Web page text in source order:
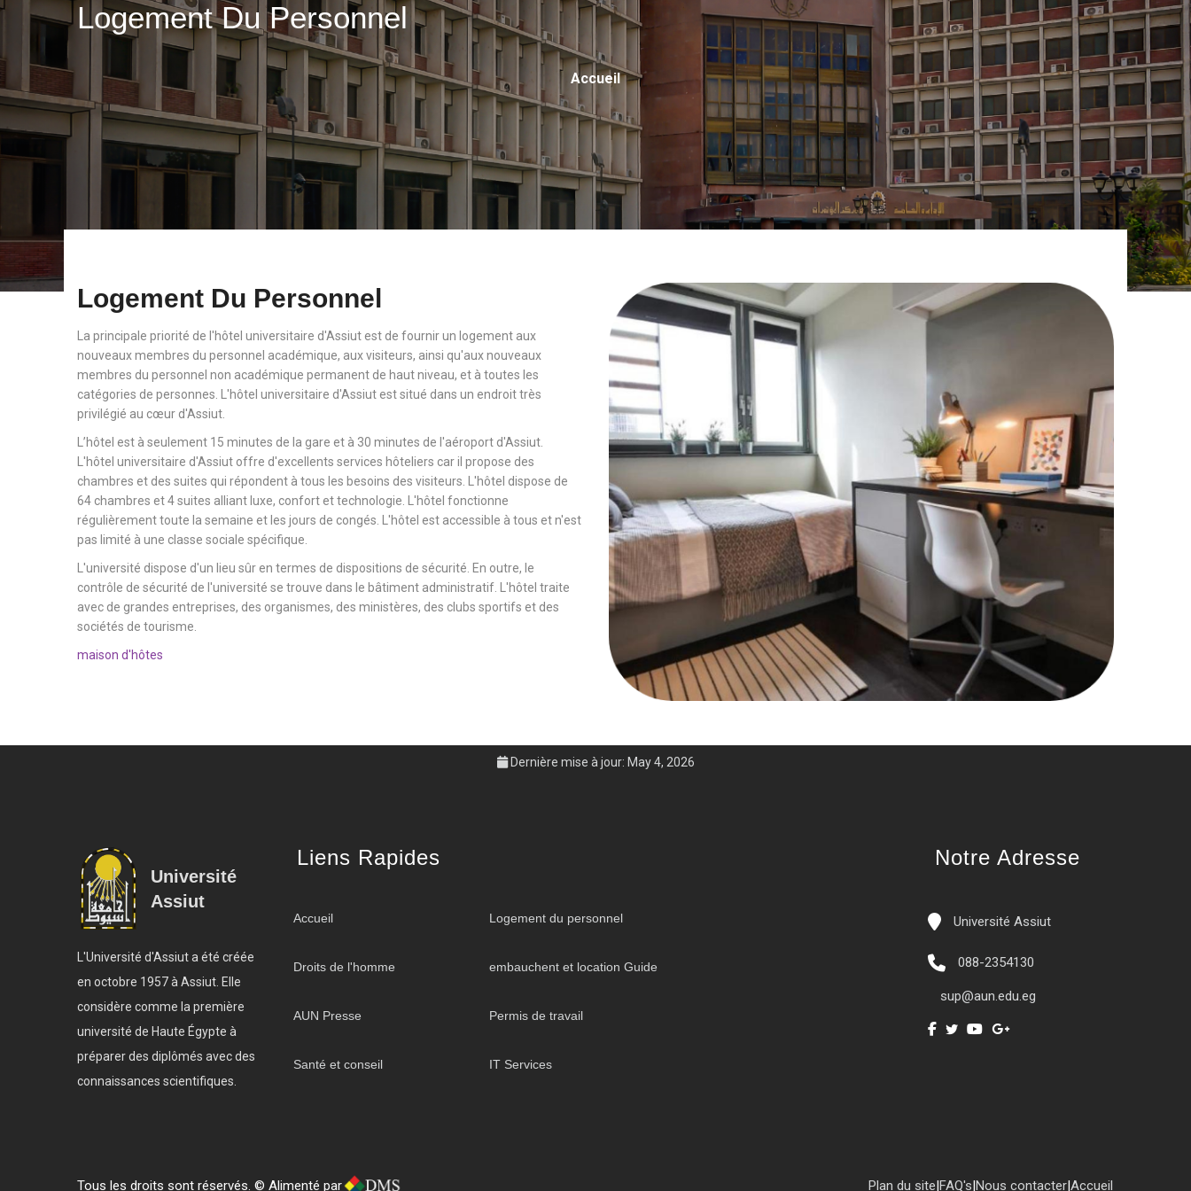
Logement Du Personnel
Fil
D'Ariane
Accueil
Logement Du Personnel
La principale priorité de l'hôtel universitaire d'Assiut est de fournir un logement aux
nouveaux membres du personnel académique, aux visiteurs, ainsi qu'aux nouveaux
membres du personnel non académique permanent de haut niveau, et à toutes les
catégories de personnes. L'hôtel universitaire d'Assiut est situé dans un endroit très
privilégié au cœur d'Assiut.
L’hôtel est à seulement 15 minutes de la gare et à 30 minutes de l'aéroport d'Assiut.
L'hôtel universitaire d'Assiut offre d'excellents services hôteliers car il propose des
chambres et des suites qui répondent à tous les besoins des visiteurs. L'hôtel dispose de
64 chambres et 4 suites alliant luxe, confort et technologie. L'hôtel fonctionne
régulièrement toute la semaine et les jours de congés. L'hôtel est accessible à tous et n'est
pas limité à une classe sociale spécifique.
L'université dispose d'un lieu sûr en termes de dispositions de sécurité. En outre, le
contrôle de sécurité de l'université se trouve dans le bâtiment administratif. L'hôtel traite
avec de grandes entreprises, des organismes, des ministères, des clubs sportifs et des
sociétés de tourisme.
maison d'hôtes
Dernière mise à jour: May 4, 2026
Université
Assiut
L'Université d'Assiut a été créée
en octobre 1957 à Assiut. Elle
considère comme la première
université de Haute Égypte à
préparer des diplômés avec des
connaissances scientifiques.
Liens Rapides
Accueil Logement du personnel
Droits de l'homme embauchent et location Guide
AUN Presse Permis de travail
Santé et conseil IT Services
Notre Adresse
Université Assiut
088-2354130
sup@aun.edu.eg
Tous les droits sont réservés. © Alimenté par Accueil
|
Nous contacter
|
FAQ's
|
Plan du site